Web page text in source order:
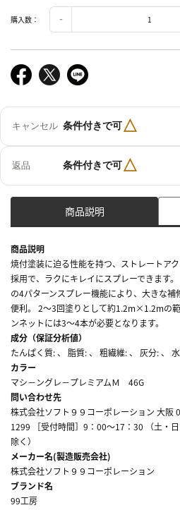
購入数：
キャンセル 条件付きで可△
返品 条件付きで可△
商品説明
商品説明
焼付塗装に迫る性能を持つ、ストレートア
採用で、ラクにキレイにスプレーできます
の4パターンスプレー機能により、大きな
便利。 2～3回塗りとして約1.2m×1.2mの
ンネットには3～4本が必要となります。
成分（保証分析値）
たんぱく質: 、 脂質: 、 粗繊維: 、 灰分: 、
カラー
マシ－ングレ－プレミアムＭ 46G
問い合わせ先
株式会社ソフト９９コーポレーション 大
1299 ［受付時間］9：00～17：30 （土・
除く）
メーカー名(製造販売会社)
株式会社ソフト９９コーポレーション
ブランド名
99工房